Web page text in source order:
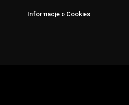
Informacje o Cookies